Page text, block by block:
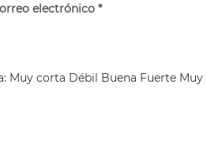
electrónico *
Muy corta Débil Buena Fuerte Muy